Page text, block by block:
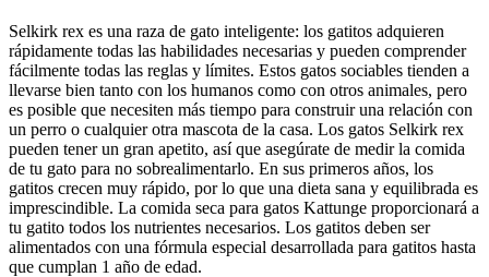
Selkirk rex es una raza de gato inteligente: los gatitos adquieren
rápidamente todas las habilidades necesarias y pueden comprender
fácilmente todas las reglas y límites. Estos gatos sociables tienden a
llevarse bien tanto con los humanos como con otros animales, pero
es posible que necesiten más tiempo para construir una relación con
un perro o cualquier otra mascota de la casa. Los gatos Selkirk rex
pueden tener un gran apetito, así que asegúrate de medir la comida
de tu gato para no sobrealimentarlo. En sus primeros años, los
gatitos crecen muy rápido, por lo que una dieta sana y equilibrada es
imprescindible. La comida seca para gatos Kattunge proporcionará a
tu gatito todos los nutrientes necesarios. Los gatitos deben ser
alimentados con una fórmula especial desarrollada para gatitos hasta
que cumplan 1 año de edad.